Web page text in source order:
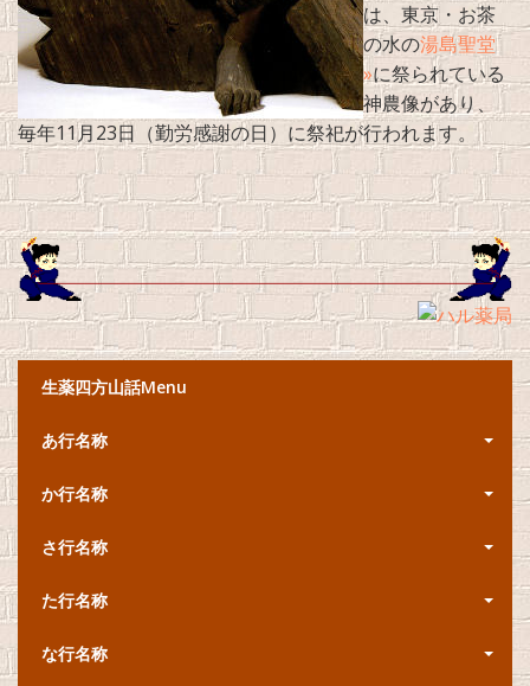
は、東京・お茶
の水の湯島聖堂
»に祭られている
神農像があり、
毎年11月23日（勤労感謝の日）に祭祀が行われます。
生薬四方山話Menu
あ行名称
か行名称
さ行名称
た行名称
な行名称